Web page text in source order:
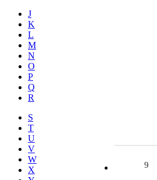
J
K
L
M
N
O
P
Q
R
S
T
U
V
W
X
9